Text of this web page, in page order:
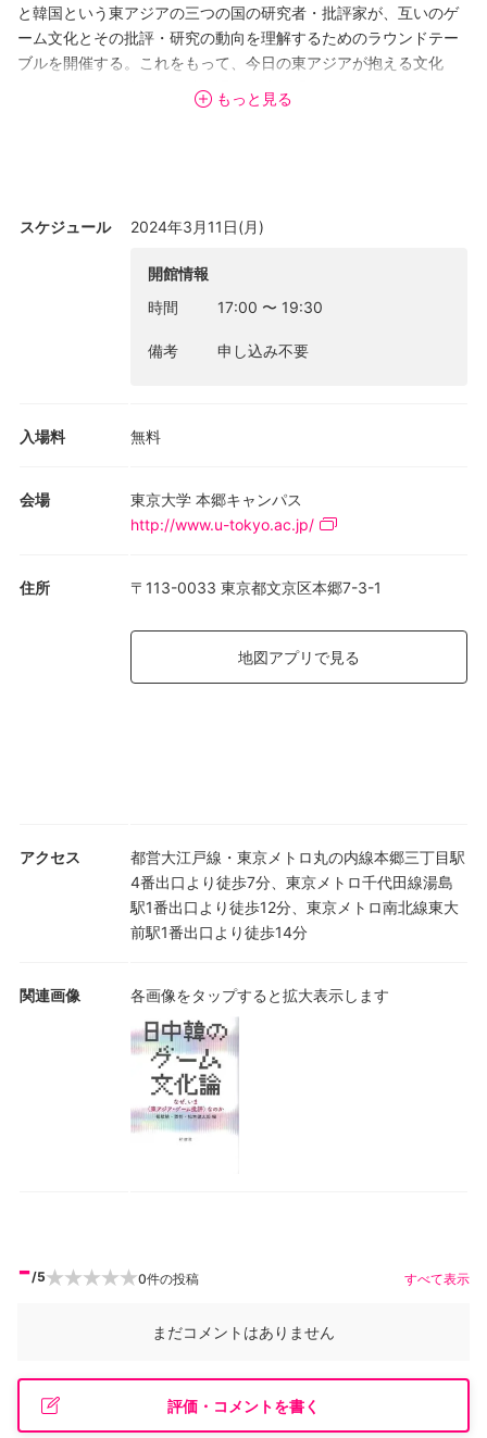
と韓国という東アジアの三つの国の研究者・批評家が、互いのゲ
ーム文化とその批評・研究の動向を理解するためのラウンドテー
ブルを開催する。これをもって、今日の東アジアが抱える文化
的・社会的・経済的・政治的課題解決に「遊びとゲームの力」で
挑むためのネットワーク構築の第一歩とする予定である。
のゲーム研究者の橋渡し役をも務める鄧剣、その三名を東京大学
ゲーム研究室（UTGL）の吉田寛（美学芸術学・ゲーム研究）が迎
える対話の場であり、オーディエンスからの積極的な問題提起や
介入も歓迎したい。
もっと見る
スケジュール 2024年3月11日(月)
開館情報
時間
17:00 〜 19:30
備考 申し込み不要
入場料 無料
会場
東京大学 本郷キャンパス
http://www.u-tokyo.ac.jp/
住所 〒113-0033 東京都文京区本郷7-3-1
地図アプリで見る
アクセス
都営大江戸線・東京メトロ丸の内線本郷三丁目駅
4番出口より徒歩7分、東京メトロ千代田線湯島
駅1番出口より徒歩12分、東京メトロ南北線東大
前駅1番出口より徒歩14分
関連画像 各画像をタップすると拡大表示します
-/5 0件の投稿 すべて表示
まだコメントはありません
評価・コメントを書く